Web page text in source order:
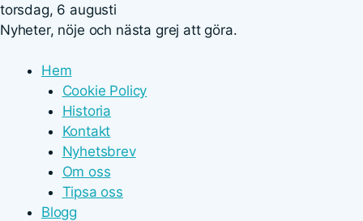
torsdag, 6 augusti
Nyheter, nöje och nästa grej att göra.
Hem
Cookie Policy
Historia
Kontakt
Nyhetsbrev
Om oss
Tipsa oss
Blogg